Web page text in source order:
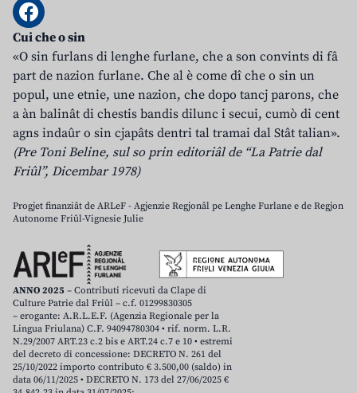
Cui che o sin
«O sin furlans di lenghe furlane, che a son convints di fâ
part de nazion furlane. Che al è come dî che o sin un
popul, une etnie, une nazion, che dopo tancj parons, che
a àn balinât di chestis bandis dilunc i secui, cumò di cent
agns indaûr o sin cjapâts dentri tal tramai dal Stât talian».
(Pre Toni Beline, sul so prin editoriâl de “La Patrie dal
Friûl”, Dicembar 1978)
Progjet finanziât de ARLeF - Agjenzie Regjonâl pe Lenghe Furlane e de Regjon
Autonome Friûl-Vignesie Julie
ANNO 2025 – Contributi ricevuti da Clape di
Culture Patrie dal Friûl – c.f. 01299830305
– erogante: A.R.L.E.F. (Agenzia Regionale per la
Lingua Friulana) C.F. 94094780304 • rif. norm. L.R.
N.29/2007 ART.23 c.2 bis e ART.24 c.7 e 10 • estremi
del decreto di concessione: DECRETO N. 261 del
25/10/2022 importo contributo € 3.500,00 (saldo) in
data 06/11/2025 • DECRETO N. 173 del 27/06/2025 €